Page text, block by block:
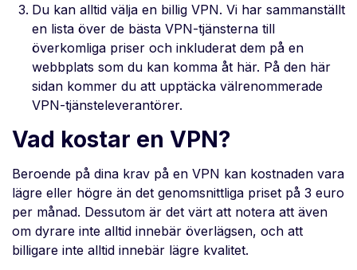
Du kan alltid välja en billig VPN. Vi har sammanställt
en lista över de bästa VPN-tjänsterna till
överkomliga priser och inkluderat dem på en
webbplats som du kan komma åt här. På den här
sidan kommer du att upptäcka välrenommerade
VPN-tjänsteleverantörer.
Vad kostar en VPN?
Beroende på dina krav på en VPN kan kostnaden vara
lägre eller högre än det genomsnittliga priset på 3 euro
per månad. Dessutom är det värt att notera att även
om dyrare inte alltid innebär överlägsen, och att
billigare inte alltid innebär lägre kvalitet.